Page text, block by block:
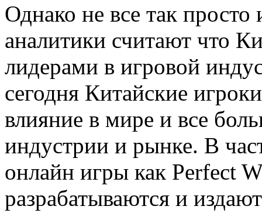
Однако не все так
аналитики считают что
лидерами в игровой
сегодня Китайские
влияние в мире и все
индустрии и рынке. В
онлайн игры как Perfect
разрабатываются и